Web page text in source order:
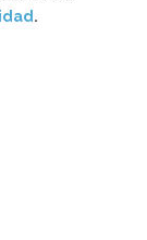
.